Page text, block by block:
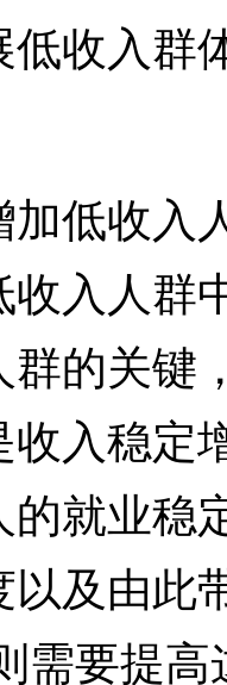
入群
收入
收入人群
群的关键
入稳定
就业稳
及由此
需要提